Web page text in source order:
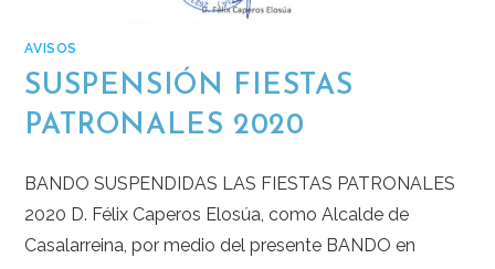
AVISOS
SUSPENSIÓN FIESTAS
PATRONALES 2020
BANDO SUSPENDIDAS LAS FIESTAS PATRONALES
2020 D. Félix Caperos Elosúa, como Alcalde de
Casalarreina, por medio del presente BANDO en